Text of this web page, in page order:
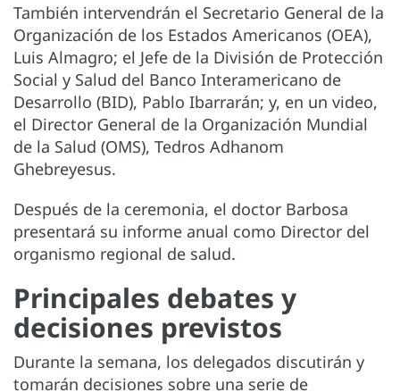
También intervendrán el Secretario General de la
Organización de los Estados Americanos (OEA),
Luis Almagro; el Jefe de la División de Protección
Social y Salud del Banco Interamericano de
Desarrollo (BID), Pablo Ibarrarán; y, en un video,
el Director General de la Organización Mundial
de la Salud (OMS), Tedros Adhanom
Ghebreyesus.
Después de la ceremonia, el doctor Barbosa
presentará su informe anual como Director del
organismo regional de salud.
Principales debates y
decisiones previstos
Durante la semana, los delegados discutirán y
tomarán decisiones sobre una serie de